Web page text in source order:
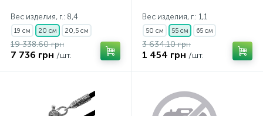
Вес изделия, г.: 8,4
19 см 20 см 20,5 см
19 338.60 грн
7 736 грн /шт.
Вес изделия, г.: 1,1
50 см 55 см 65 см
3 634.10 грн
1 454 грн /шт.